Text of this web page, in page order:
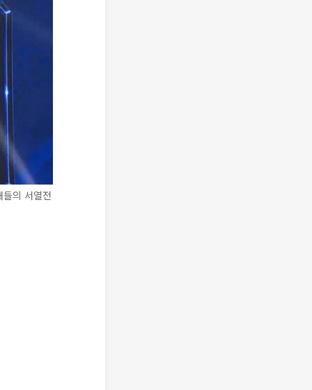
의 서열전